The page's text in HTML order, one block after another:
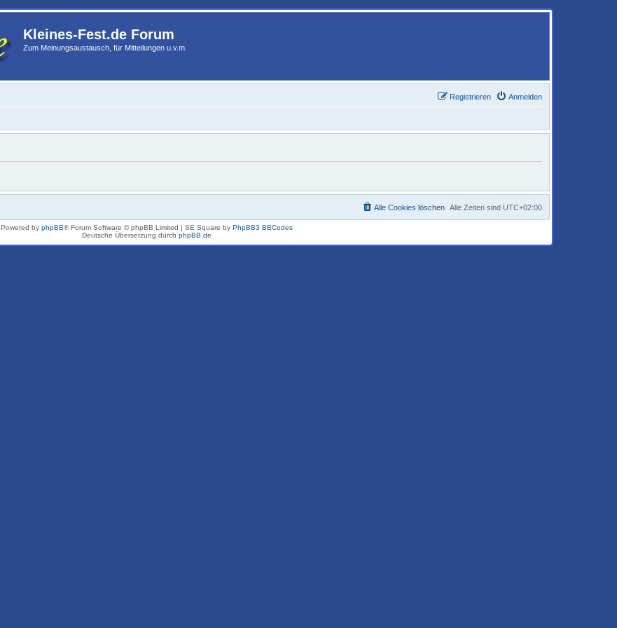
Kleines-Fest.de Forum
Zum Meinungsaustausch, für Mitteilungen u.v.m.
Anmelden
Registrieren
Alle Zeiten sind UTC+02:00
Alle Cookies löschen
Powered by phpBB® Forum Software © phpBB Limited | SE Square by PhpBB3 BBCodes
Deutsche Übersetzung durch phpBB.de